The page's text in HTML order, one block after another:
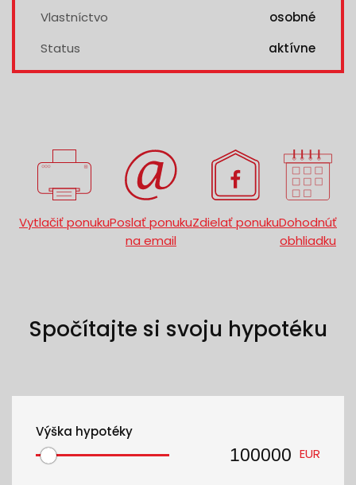
Vlastníctvo
osobné
Status
aktívne
Vytlačiť ponukuPoslať ponuku
na email
Zdielať ponukuDohodnúť
obhliadku
Spočítajte si svoju hypotéku
Výška hypotéky
EUR